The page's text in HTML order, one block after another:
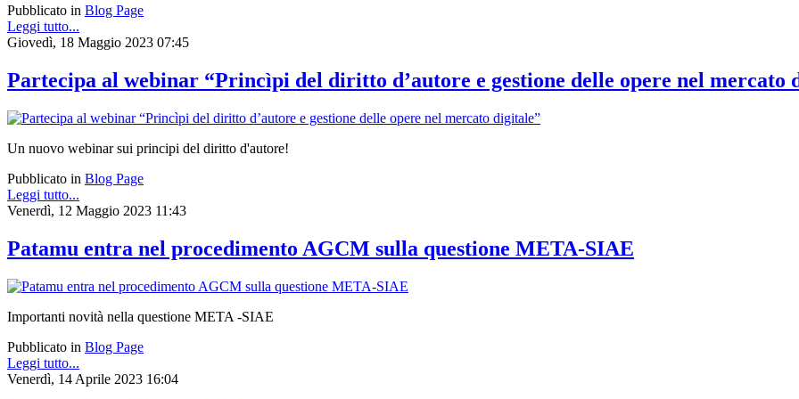
Pubblicato in Blog Page
Leggi tutto...
Giovedì, 18 Maggio 2023 07:45
Partecipa al webinar “Princìpi del diritto d’autore e gestione delle opere nel mercato
Un nuovo webinar sui principi del diritto d'autore!
Pubblicato in Blog Page
Leggi tutto...
Venerdì, 12 Maggio 2023 11:43
Patamu entra nel procedimento AGCM sulla questione META-SIAE
Importanti novità nella questione META -SIAE
Pubblicato in Blog Page
Leggi tutto...
Venerdì, 14 Aprile 2023 16:04